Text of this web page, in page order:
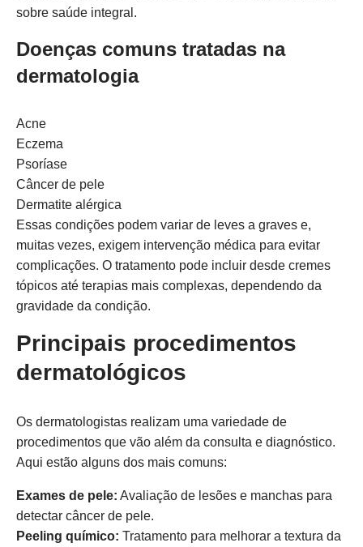
sobre saúde integral.
Doenças comuns tratadas na
dermatologia
Acne
Eczema
Psoríase
Câncer de pele
Dermatite alérgica
Essas condições podem variar de leves a graves e,
muitas vezes, exigem intervenção médica para evitar
complicações. O tratamento pode incluir desde cremes
tópicos até terapias mais complexas, dependendo da
gravidade da condição.
Principais procedimentos
dermatológicos
Os dermatologistas realizam uma variedade de
procedimentos que vão além da consulta e diagnóstico.
Aqui estão alguns dos mais comuns:
Exames de pele: Avaliação de lesões e manchas para
detectar câncer de pele.
Peeling químico: Tratamento para melhorar a textura da